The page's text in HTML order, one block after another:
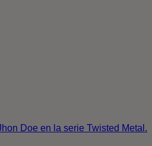
Doe en la serie Twisted Metal.